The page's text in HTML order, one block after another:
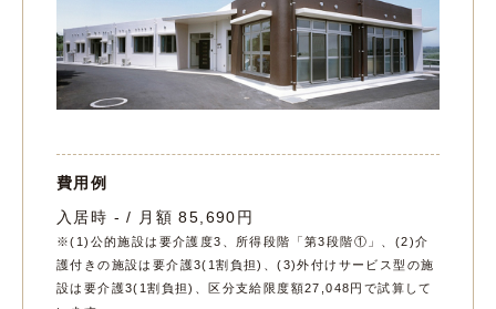
費用例
入居時 - / 月額 85,690円
※(1)公的施設は要介護度3、所得段階「第3段階①」、(2)介
護付きの施設は要介護3(1割負担)、(3)外付けサービス型の施
設は要介護3(1割負担)、区分支給限度額27,048円で試算して